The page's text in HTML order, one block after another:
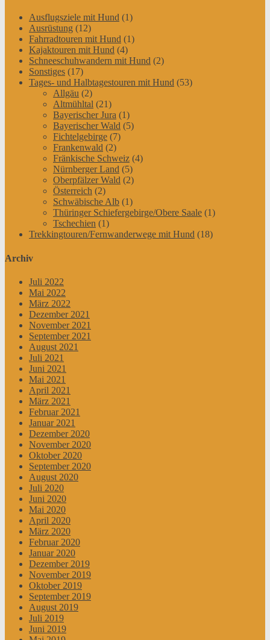
Ausflugsziele mit Hund (1)
Ausrüstung (12)
Fahrradtouren mit Hund (1)
Kajaktouren mit Hund (4)
Schneeschuhwandern mit Hund (2)
Sonstiges (17)
Tages- und Halbtagestouren mit Hund (53)
Allgäu (2)
Altmühltal (21)
Bayerischer Jura (1)
Bayerischer Wald (5)
Fichtelgebirge (7)
Frankenwald (2)
Fränkische Schweiz (4)
Nürnberger Land (5)
Oberpfälzer Wald (2)
Österreich (2)
Schwäbische Alb (1)
Thüringer Schiefergebirge/Obere Saale (1)
Tschechien (1)
Trekkingtouren/Fernwanderwege mit Hund (18)
Archiv
Juli 2022
Mai 2022
März 2022
Dezember 2021
November 2021
September 2021
August 2021
Juli 2021
Juni 2021
Mai 2021
April 2021
März 2021
Februar 2021
Januar 2021
Dezember 2020
November 2020
Oktober 2020
September 2020
August 2020
Juli 2020
Juni 2020
Mai 2020
April 2020
März 2020
Februar 2020
Januar 2020
Dezember 2019
November 2019
Oktober 2019
September 2019
August 2019
Juli 2019
Juni 2019